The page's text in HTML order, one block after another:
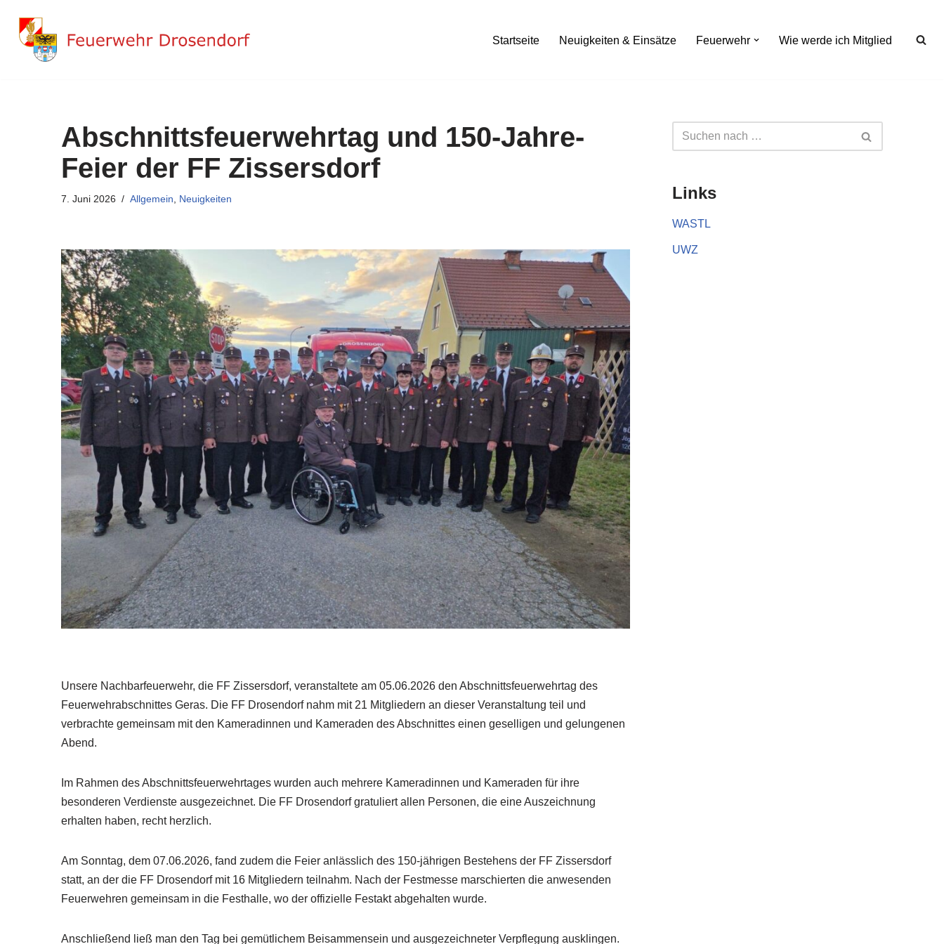
Zum
Inhalt
Startseite Neuigkeiten & Einsätze Feuerwehr Wie werde ich Mitglied
Abschnittsfeuerwehrtag und 150-Jahre-
Feier der FF Zissersdorf
7. Juni 2026 Allgemein Neuigkeiten
Unsere Nachbarfeuerwehr, die FF Zissersdorf, veranstaltete am 05.06.2026 den Abschnittsfeuerwehrtag des
Feuerwehrabschnittes Geras. Die FF Drosendorf nahm mit 21 Mitgliedern an dieser Veranstaltung teil und
verbrachte gemeinsam mit den Kameradinnen und Kameraden des Abschnittes einen geselligen und gelungenen
Abend.
Im Rahmen des Abschnittsfeuerwehrtages wurden auch mehrere Kameradinnen und Kameraden für ihre
besonderen Verdienste ausgezeichnet. Die FF Drosendorf gratuliert allen Personen, die eine Auszeichnung
erhalten haben, recht herzlich.
Am Sonntag, dem 07.06.2026, fand zudem die Feier anlässlich des 150-jährigen Bestehens der FF Zissersdorf
statt, an der die FF Drosendorf mit 16 Mitgliedern teilnahm. Nach der Festmesse marschierten die anwesenden
Feuerwehren gemeinsam in die Festhalle, wo der offizielle Festakt abgehalten wurde.
Anschließend ließ man den Tag bei gemütlichem Beisammensein und ausgezeichneter Verpflegung ausklingen.
Links
WASTL
UWZ